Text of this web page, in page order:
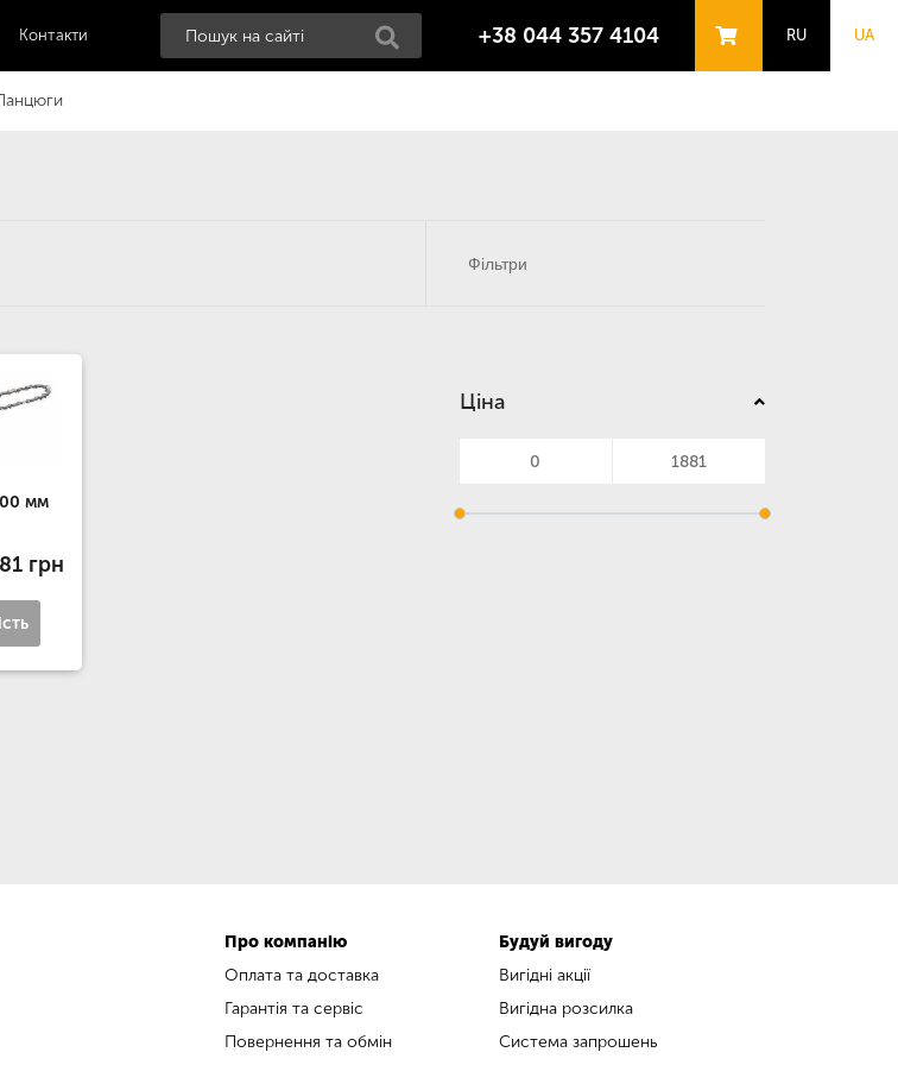
Контакти +38 044 357 4104 RU UA
мм
грн
Ціна
Фільтри
Про компанію
Оплата та доставка
Гарантія та сервіс
Повернення та обмін
Будуй вигоду
Вигідні акції
Вигідна розсилка
Система запрошень